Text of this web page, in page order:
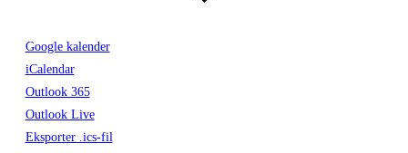
Google kalender
iCalendar
Outlook 365
Outlook Live
Eksporter .ics-fil